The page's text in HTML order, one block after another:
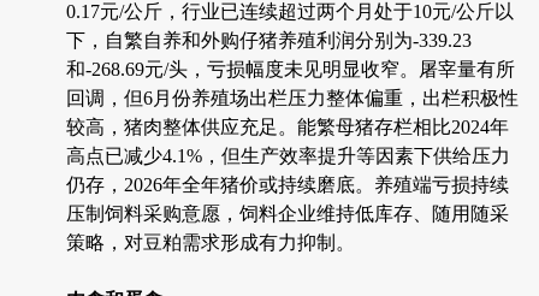
0.17元/公斤，行业已连续超过两个月处于10元/公斤以
下，自繁自养和外购仔猪养殖利润分别为-339.23
和-268.69元/头，亏损幅度未见明显收窄。屠宰量有所
回调，但6月份养殖场出栏压力整体偏重，出栏积极性
较高，猪肉整体供应充足。能繁母猪存栏相比2024年
高点已减少4.1%，但生产效率提升等因素下供给压力
仍存，2026年全年猪价或持续磨底。养殖端亏损持续
压制饲料采购意愿，饲料企业维持低库存、随用随采
策略，对豆粕需求形成有力抑制。